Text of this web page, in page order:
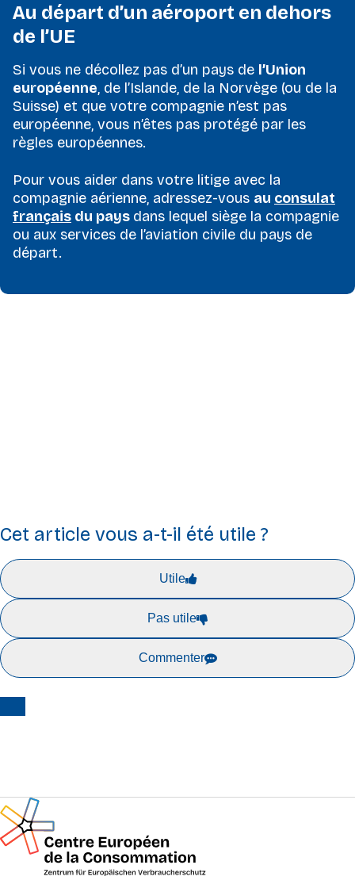
Au départ d’un aéroport en dehors
de l’UE
Si vous ne décollez pas d’un pays de l’Union
européenne, de l’Islande, de la Norvège (ou de la
Suisse) et que votre compagnie n’est pas
européenne, vous n’êtes pas protégé par les
règles européennes.
Pour vous aider dans votre litige avec la
compagnie aérienne, adressez-vous au consulat
français du pays dans lequel siège la compagnie
ou aux services de l’aviation civile du pays de
départ.
Cet article vous a-t-il été utile ?
Utile
Pas utile
Commenter